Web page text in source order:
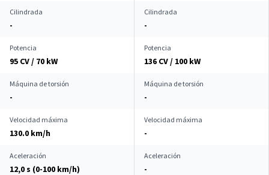
Cilindrada
-
Cilindrada
-
Potencia
95 CV / 70 kW
Potencia
136 CV / 100 kW
Máquina de torsión
-
Máquina de torsión
-
Velocidad máxima
130.0 km/h
Velocidad máxima
-
Aceleración
12,0 s (0-100 km/h)
Aceleración
-